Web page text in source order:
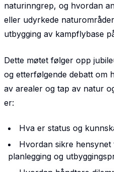
naturinngrep, og hvordan
eller udyrkede
utbygging av kampflybase
Dette møtet følger opp
og etterfølgende debatt om
av arealer og tap av natur
er:
Hva er status og
Hvordan sikre
planlegging og